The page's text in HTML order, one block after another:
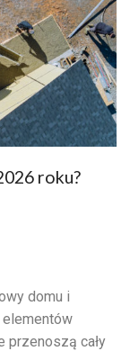
roku?
domu i
elementów
przenoszą cały